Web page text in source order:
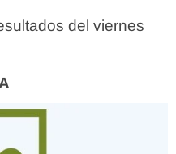
del viernes